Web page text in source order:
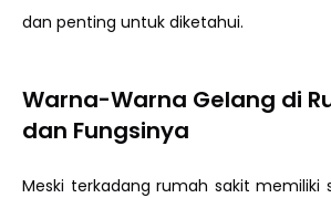
dan penting untuk diketahui.
Warna-Warna Gelang di
dan Fungsinya
Meski terkadang rumah sakit memiliki